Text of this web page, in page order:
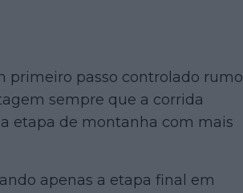
primeiro passo controlado rumo
sempre que a corrida
etapa de montanha com mais
apenas a etapa final em